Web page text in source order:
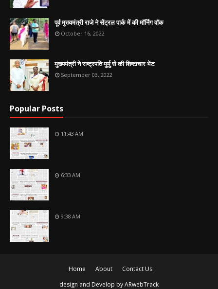
पूर्व मुख्यमंत्री राजे ने सेंट्रल पार्क में की मॉर्निग वॉक
October 16, 2022
मुख्यमंत्री ने राष्ट्रपति मुर्मु से की शिष्टाचार भेंट
September 03, 2022
Popular Posts
11:43 AM
6:33 AM
9:38 AM
Home About
Contact Us
design and Develop byARwebTrack